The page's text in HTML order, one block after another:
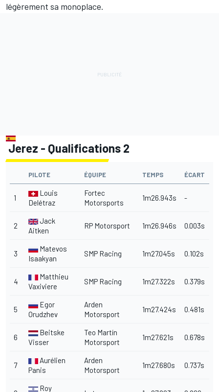
légèrement sa monoplace.
Jerez - Qualifications 2
PILOTE ÉQUIPE TEMPS ÉCART
1
Louis
Delétraz
Fortec
Motorsports
1m26.943s -
2
Jack
Aitken
RP Motorsport 1m26.946s 0.003s
3
Matevos
Isaakyan
SMP Racing 1m27.045s 0.102s
4
Matthieu
Vaxiviere
SMP Racing 1m27.322s 0.379s
5
Egor
Orudzhev
Arden
Motorsport
1m27.424s 0.481s
6
Beitske
Visser
Teo Martín
Motorsport
1m27.621s 0.678s
7
Aurélien
Panis
Arden
Motorsport
1m27.680s 0.737s
Roy